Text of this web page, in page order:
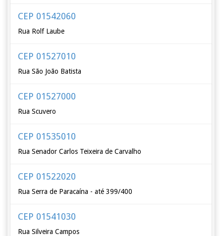
CEP 01542060
Rua Rolf Laube
CEP 01527010
Rua São João Batista
CEP 01527000
Rua Scuvero
CEP 01535010
Rua Senador Carlos Teixeira de Carvalho
CEP 01522020
Rua Serra de Paracaína - até 399/400
CEP 01541030
Rua Silveira Campos